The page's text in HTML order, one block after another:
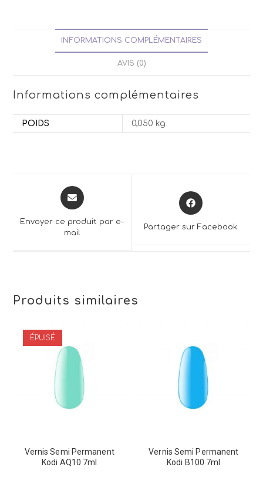
INFORMATIONS COMPLÉMENTAIRES
AVIS (0)
Informations complémentaires
POIDS 0,050 kg
Opens
in
new
Envoyer ce produit par e-
mail
Opens
in
Partager sur Facebook
Produits similaires
ÉPUISÉ
Vernis Semi Permanent
Kodi AQ10 7ml
Vernis Semi Permanent
Kodi B100 7ml